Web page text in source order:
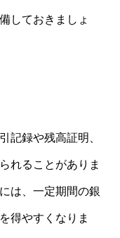
しておきましょ
記録や残高証明、
れることがありま
は、一定期間の銀
得やすくなりま